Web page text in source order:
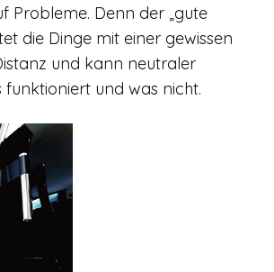
Probleme. Denn der „gute
die Dinge mit einer gewissen
und kann neutraler
funktioniert und was nicht.